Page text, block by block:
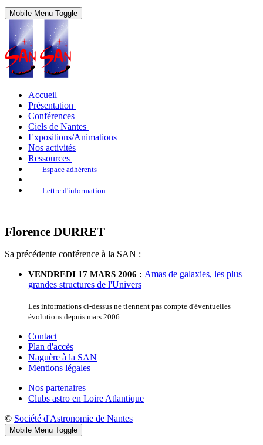
Mobile Menu Toggle
Accueil
Présentation
Conférences
Ciels de Nantes
Expositions/Animations
Nos activités
Ressources
Espace adhérents
Lettre d'information
Florence DURRET
Sa précédente conférence à la SAN :
VENDREDI 17 MARS 2006 : Amas de galaxies, les plus
grandes structures de l'Univers
Les informations ci-dessus ne tiennent pas compte d'éventuelles
évolutions depuis mars 2006
Contact
Plan d'accès
Naguère à la SAN
Mentions légales
Nos partenaires
Clubs astro en Loire Atlantique
© Société d'Astronomie de Nantes
Mobile Menu Toggle